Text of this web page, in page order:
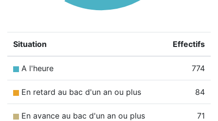
Situation Effectifs
A l'heure 774
En retard au bac d'un an ou plus 84
En avance au bac d'un an ou plus 71